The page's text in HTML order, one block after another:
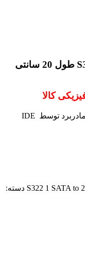
کابل تبدیل برق 1 به 2 ساتا مدل S322 طول 20 سانتی
کالا
مناسب برای ایجاد پورت p4 یا 4 پین مادربرد توسط IDE
S322 1 SATA to دسته: